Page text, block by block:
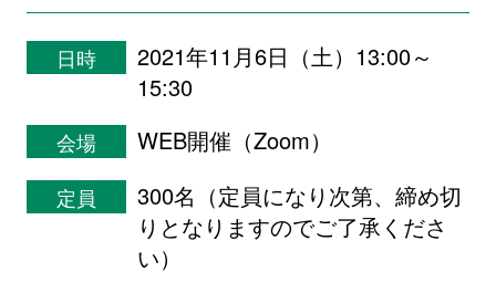
日時
2021年11月6日（土）13:00～
15:30
会場 WEB開催（Zoom）
定員
300名（定員になり次第、締め切
りとなりますのでご了承くださ
い）